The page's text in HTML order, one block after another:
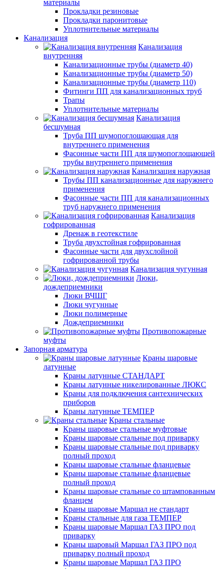
материалы
Прокладки резиновые
Прокладки паронитовые
Уплотнительные материалы
Канализация
Канализация
внутренняя
Канализационные трубы (диаметр 40)
Канализационные трубы (диаметр 50)
Канализационные трубы (диаметр 110)
Фитинги ПП для канализационных труб
Трапы
Уплотнительные материалы
Канализация
бесшумная
Труба ПП шумопоглощающая для
внутреннего применения
Фасонные части ПП для шумопоглощающей
трубы внутреннего применения
Канализация наружная
Трубы ПП канализационные для наружнего
применения
Фасонные части ПП для канализационных
труб наружнего применения
Канализация
гофрированная
Дренаж в геотекстиле
Труба двухстойная гофрированная
Фасонные части для двухслойной
гофрированной трубы
Канализация чугунная
Люки,
дождеприемники
Люки ВЧШГ
Люки чугунные
Люки полимерные
Дождеприемники
Противопожарные
муфты
Запорная арматура
Краны шаровые
латунные
Краны латунные СТАНДАРТ
Краны латунные никелированные ЛЮКС
Краны для подключения сантехнических
приборов
Краны латунные ТЕМПЕР
Краны стальные
Краны шаровые стальные муфтовые
Краны шаровые стальные под приварку
Краны шаровые стальные под приварку
полный проход
Краны шаровые стальные фланцевые
Краны шаровые стальные фланцевые
полный проход
Краны шаровые стальные со штампованным
фланцем
Краны шаровые Маршал не стандарт
Краны стальные для газа ТЕМПЕР
Краны шаровые Маршал ГАЗ ПРО под
приварку
Краны шаровый Маршал ГАЗ ПРО под
приварку полный проход
Краны шаровые Маршал ГАЗ ПРО